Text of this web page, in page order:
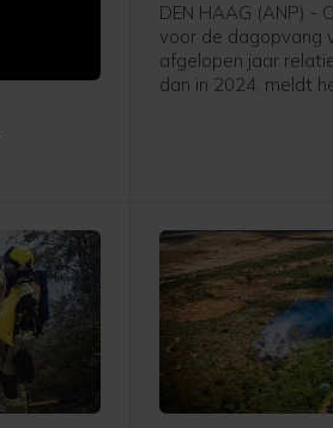
DEN HAAG (ANP) -
voor de dagopvang
afgelopen jaar
dan in 2024, meldt
van 65 procent in
ontvingen 719.000